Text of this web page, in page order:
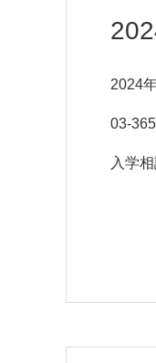
2024
03-
入学